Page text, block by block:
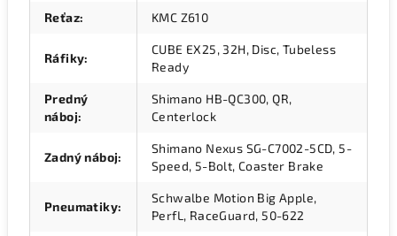
Reťaz: KMC Z610
Ráfiky:
CUBE EX25, 32H, Disc, Tubeless
Ready
Predný
náboj:
Shimano HB-QC300, QR,
Centerlock
Zadný náboj:
Shimano Nexus SG-C7002-5CD, 5-
Speed, 5-Bolt, Coaster Brake
Pneumatiky:
Schwalbe Motion Big Apple,
PerfL, RaceGuard, 50-622